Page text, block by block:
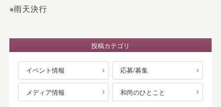
※雨天決行
投稿カテゴリ
イベント情報 応募/募集
メディア情報 和尚のひとこと